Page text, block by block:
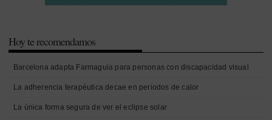
Hoy te recomendamos
Barcelona adapta Farmaguia para personas con discapacidad visual
La adherencia terapéutica decae en periodos de calor
La única forma segura de ver el eclipse solar